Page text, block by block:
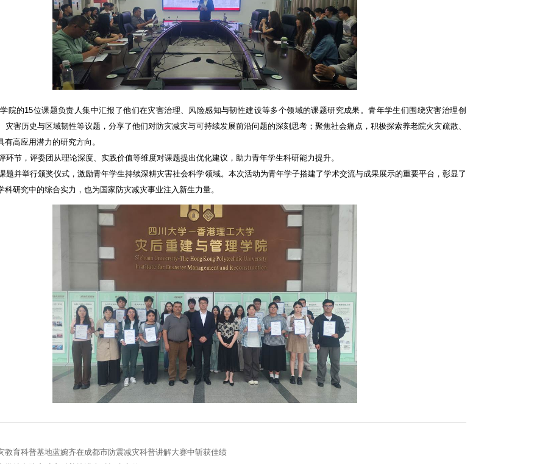
院的15位课题负责人集中汇报了他们在灾害治理、风险感知与韧性建设等多个领域的课题研究成果。青年学生们围绕灾害治理创
灾害历史与区域韧性等议题，分享了他们对防灾减灾与可持续发展前沿问题的深刻思考；聚焦社会痛点，积极探索养老院火灾疏散、
有高应用潜力的研究方向。
环节，评委团从理论深度、实践价值等维度对课题提出优化建议，助力青年学生科研能力提升。
题并举行颁奖仪式，激励青年学生持续深耕灾害社会科学领域。本次活动为青年学子搭建了学术交流与成果展示的重要平台，彰显了
科研究中的综合实力，也为国家防灾减灾事业注入新生力量。
教育科普基地蓝婉齐在成都市防震减灾科普讲解大赛中斩获佳绩